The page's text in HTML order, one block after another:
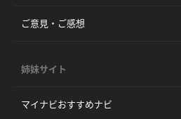
ご意見・ご感想
姉妹サイト
マイナビおすすめナビ